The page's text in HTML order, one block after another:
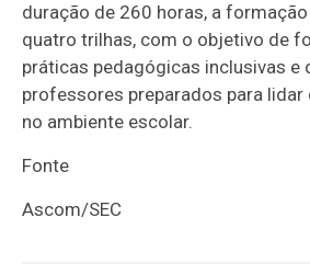
duração de 260 horas, a
quatro trilhas, com o objetivo de
práticas pedagógicas inclusivas e
professores preparados para lidar
no ambiente escolar.
Fonte
Ascom/SEC